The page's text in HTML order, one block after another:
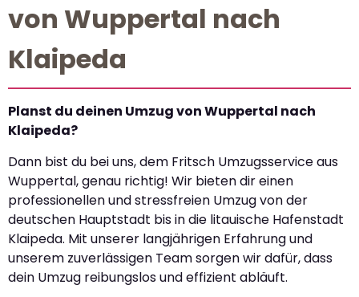
von Wuppertal nach
Klaipeda
Planst du deinen Umzug von Wuppertal nach
Klaipeda?
Dann bist du bei uns, dem Fritsch Umzugsservice aus
Wuppertal, genau richtig! Wir bieten dir einen
professionellen und stressfreien Umzug von der
deutschen Hauptstadt bis in die litauische Hafenstadt
Klaipeda. Mit unserer langjährigen Erfahrung und
unserem zuverlässigen Team sorgen wir dafür, dass
dein Umzug reibungslos und effizient abläuft.